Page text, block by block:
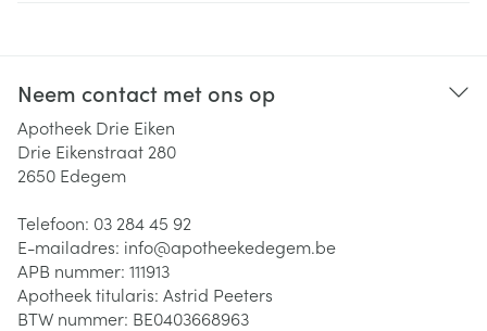
Neem contact met ons op
Apotheek Drie Eiken
Drie Eikenstraat 280
2650 Edegem
Telefoon: 03 284 45 92
E-mailadres: info@apotheekedegem.be
APB nummer: 111913
Apotheek titularis: Astrid Peeters
BTW nummer: BE0403668963